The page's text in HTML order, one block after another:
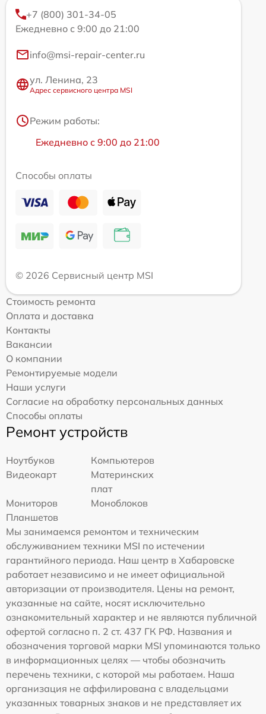
+7 (800) 301-34-05
Ежедневно с 9:00 до 21:00
info@msi-repair-center.ru
ул. Ленина, 23
Адрес сервисного центра MSI
Режим работы:
Ежедневно с 9:00 до 21:00
Способы оплаты
© 2026 Сервисный центр MSI
Стоимость ремонта
Оплата и доставка
Контакты
Вакансии
О компании
Ремонтируемые модели
Наши услуги
Согласие на обработку персональных данных
Способы оплаты
Ремонт устройств
Ноутбуков
Компьютеров
Видеокарт
Материнских
плат
Мониторов
Моноблоков
Планшетов
Мы занимаемся ремонтом и техническим
обслуживанием техники MSI по истечении
гарантийного периода. Наш центр в Хабаровске
работает независимо и не имеет официальной
авторизации от производителя. Цены на ремонт,
указанные на сайте, носят исключительно
ознакомительный характер и не являются публичной
офертой согласно п. 2 ст. 437 ГК РФ. Названия и
обозначения торговой марки MSI упоминаются только
в информационных целях — чтобы обозначить
перечень техники, с которой мы работаем. Наша
организация не аффилирована с владельцами
указанных товарных знаков и не представляет их